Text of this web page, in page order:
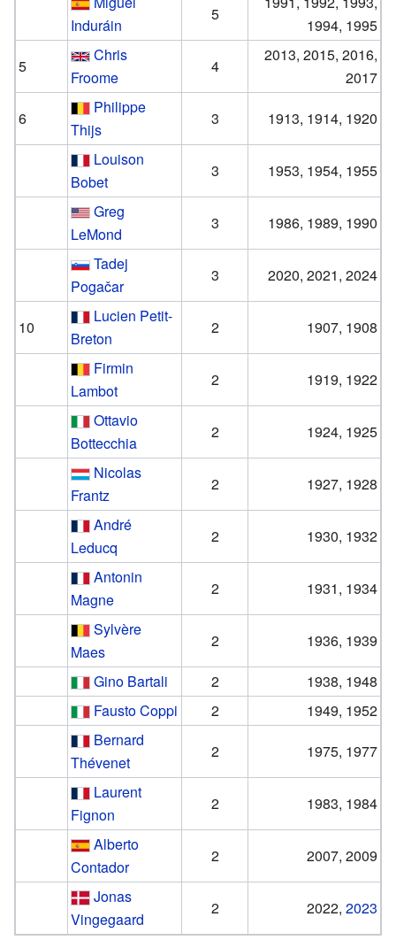
Induráin
5
1994, 1995
5
Chris
Froome
4
2013, 2015, 2016,
2017
6
Philippe
Thijs
3
1913, 1914, 1920
Louison
Bobet
3
1953, 1954, 1955
Greg
LeMond
3
1986, 1989, 1990
Tadej
Pogačar
3 2020, 2021, 2024
10
Lucien Petit-
Breton
2
1907, 1908
Firmin
Lambot
2
1919, 1922
Ottavio
Bottecchia
2
1924, 1925
Nicolas
Frantz
2
1927, 1928
André
Leducq
2
1930, 1932
Antonin
Magne
2
1931, 1934
Sylvère
Maes
2
1936, 1939
Gino Bartali
2
1938, 1948
Fausto Coppi
2
1949, 1952
Bernard
Thévenet
2
1975, 1977
Laurent
Fignon
2
1983, 1984
Alberto
Contador
2
2007, 2009
Jonas
Vingegaard
2 2022, 2023